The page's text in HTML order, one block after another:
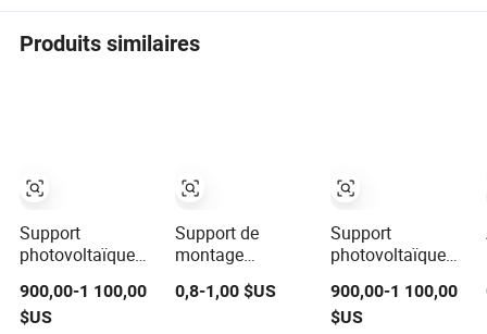
Produits similaires
Support
photovoltaïque
de montage sur le
toit de serre
900,00-1 100,00
$US
Support de
montage
photovoltaïque
au sol robuste et
0,8-1,00 $US
Support
photovoltaïque
résistant pour
cadre de système
900,00-1 100,00
$US